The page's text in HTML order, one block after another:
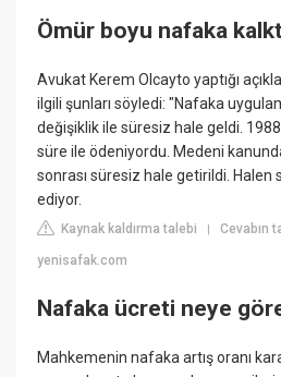
Ömür boyu nafaka
Avukat Kerem Olcayto yaptığı
ilgili şunları söyledi: "Nafaka
değişiklik ile süresiz hale geldi.
süre ile ödeniyordu. Medeni
sonrası süresiz hale getirildi.
ediyor.
Kaynak kaldırma talebi |Cevabın
yenisafak.com
Nafaka ücreti neye
Mahkemenin nafaka artış oranı